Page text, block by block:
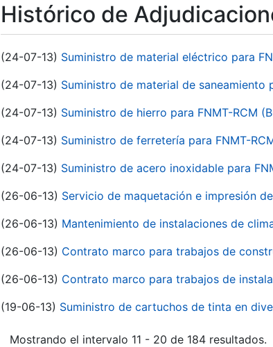
Histórico de
(24-07-13) Suministro de material eléctrico para
(24-07-13) Suministro de material de saneamiento
(24-07-13) Suministro de hierro para FNMT-RCM
(24-07-13) Suministro de ferretería para FNMT-
(24-07-13) Suministro de acero inoxidable para
(26-06-13) Servicio de maquetación e impresión
(26-06-13) Mantenimiento de instalaciones de
(26-06-13) Contrato marco para trabajos de
(26-06-13) Contrato marco para trabajos de
(19-06-13) Suministro de cartuchos de tinta en
Mostrando el intervalo 11 - 20 de 184 resultados.